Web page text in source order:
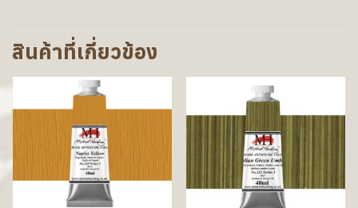
สินค้าที่เกี่ยวข้อง